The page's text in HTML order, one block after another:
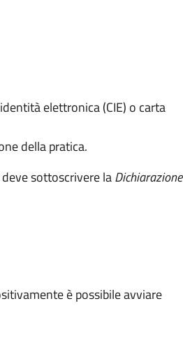
elettronica (CIE) o carta
della pratica.
sottoscrivere laDichiarazione
è possibile avviare